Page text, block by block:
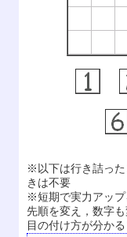
※以下は行き詰った
きは不要
※短期で実力アッ
先順を変え，数字
目の付け方が分かる